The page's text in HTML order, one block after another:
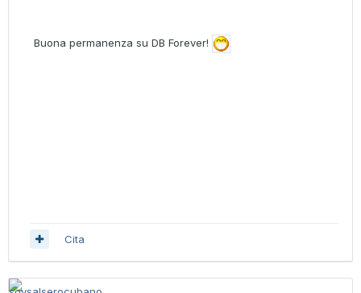
Buona permanenza su DB Forever!
Cita